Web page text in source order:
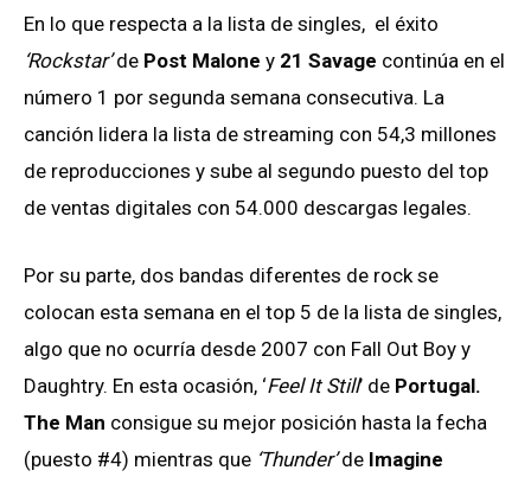
En lo que respecta a la lista de singles, el éxito
‘Rockstar’de Post Malone y 21 Savage continúa en el
número 1 por segunda semana consecutiva. La
canción lidera la lista de streaming con 54,3 millones
de reproducciones y sube al segundo puesto del top
de ventas digitales con 54.000 descargas legales.
Por su parte, dos bandas diferentes de rock se
colocan esta semana en el top 5 de la lista de singles,
algo que no ocurría desde 2007 con Fall Out Boy y
Daughtry. En esta ocasión, ‘Feel It Still’ de Portugal.
The Man consigue su mejor posición hasta la fecha
(puesto #4) mientras que ‘Thunder’de Imagine